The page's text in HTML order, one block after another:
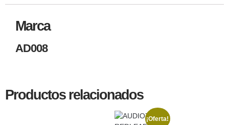
Marca
AD008
Productos relacionados
¡Oferta!